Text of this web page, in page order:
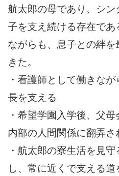
航太郎の母であり、シン
子を支え続ける存在であ
ながらも、息子との絆
きた。
・看護師として働きな
長を支える
・希望学園入学後、父母
内部の人間関係に翻弄さ
・航太郎の寮生活を見
し、常に近くで支える道